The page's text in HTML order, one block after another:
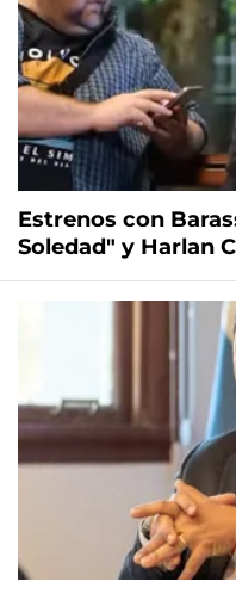
Estrenos con
Soledad" y Harlan